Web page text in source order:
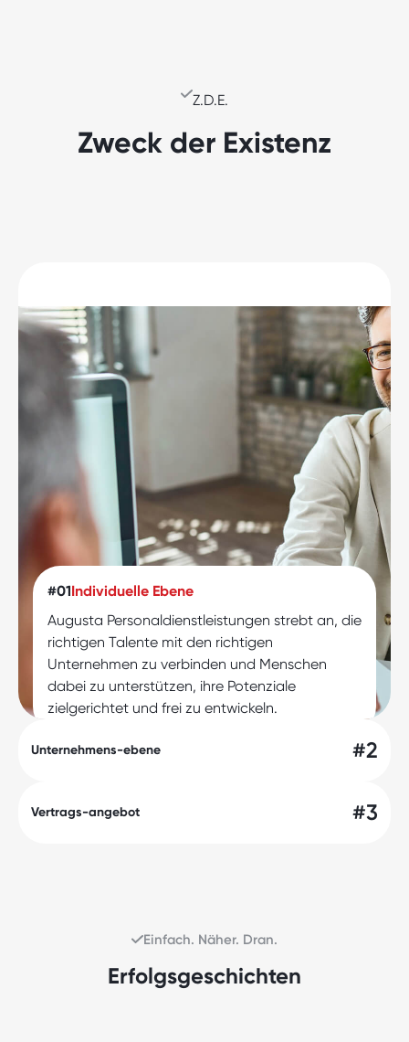
Z.D.E.
Zweck der Existenz
#01Individuelle Ebene
Augusta Personaldienstleistungen strebt an, die
richtigen Talente mit den richtigen
Unternehmen zu verbinden und Menschen
dabei zu unterstützen, ihre Potenziale
zielgerichtet und frei zu entwickeln.
Unternehmens-ebene #2
#02 Unternehmensebene
Nachdem unser Recruiting-Team deine
Bewerbung überprüft hat, erhältst du
eine Rückmeldung. Bei positivem
Feedback laden wir dich zu einem
bei dem wir mehr über deine
Vertrags-angebot #3
#03Vertragsangebot und
Unterzeichnung
Das Versprechen der Augusta
Erfahrung und die Kraft zu innovieren ist
Einfach. Näher. Dran.
Erfolgsgeschichten